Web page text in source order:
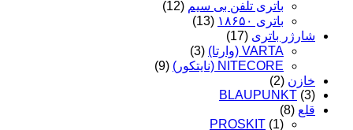
باتری تلفن بی سیم (12)
باتری ۱۸۶۵۰
(13)
شارژر باتری (17)
VARTA (وارتا)
(3)
NITECORE (نایتکور)
(9)
خازن (2)
BLAUPUNKT (3)
قلع (8)
PROSKIT (1)